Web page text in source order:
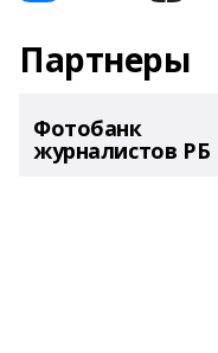
Партнеры
Фотобанк
журналистов РБ